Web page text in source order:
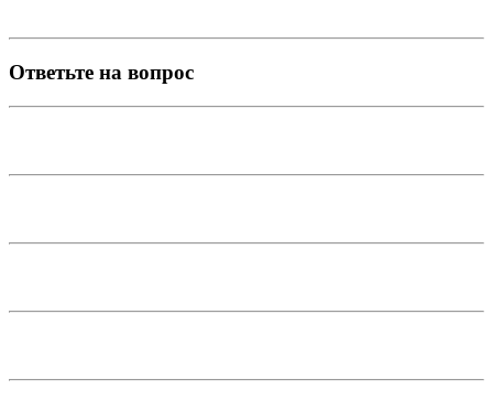
Ответьте на вопрос